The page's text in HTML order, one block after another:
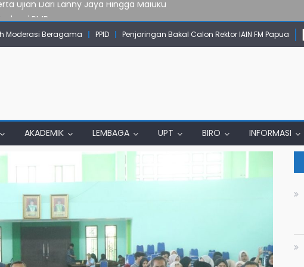
PMB
Papua Tembus Jurnal Terindeks Google Scholar
Moderasi Beragama PPID Penjaringan Bakal Calon Rektor IAIN FM Papua
AKADEMIK LEMBAGA UPT BIRO INFORMASI